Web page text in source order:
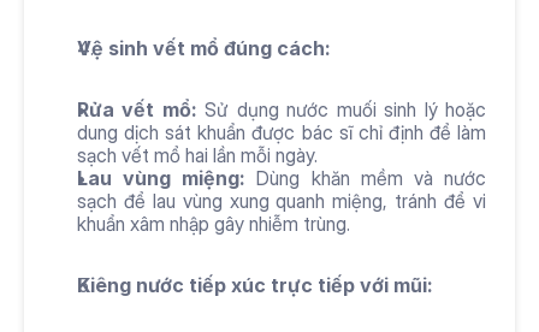
Vệ sinh vết mổ đúng cách:
Rửa vết mổ: Sử dụng nước muối sinh lý hoặc
dung dịch sát khuẩn được bác sĩ chỉ định để làm
sạch vết mổ hai lần mỗi ngày.
Lau vùng miệng: Dùng khăn mềm và nước
sạch để lau vùng xung quanh miệng, tránh để vi
khuẩn xâm nhập gây nhiễm trùng.
Kiêng nước tiếp xúc trực tiếp với mũi: